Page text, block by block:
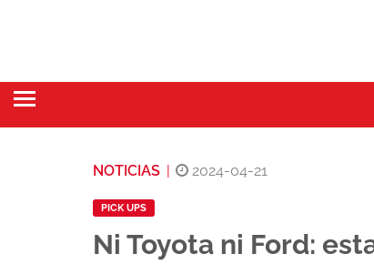
NOTICIAS 2024-04-21
PICK UPS
Ni Toyota ni Ford: